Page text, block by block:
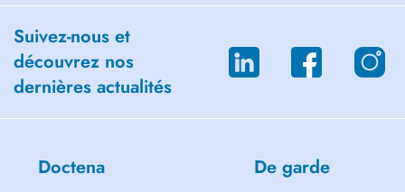
Suivez-nous et
découvrez nos
dernières actualités
Doctena De garde